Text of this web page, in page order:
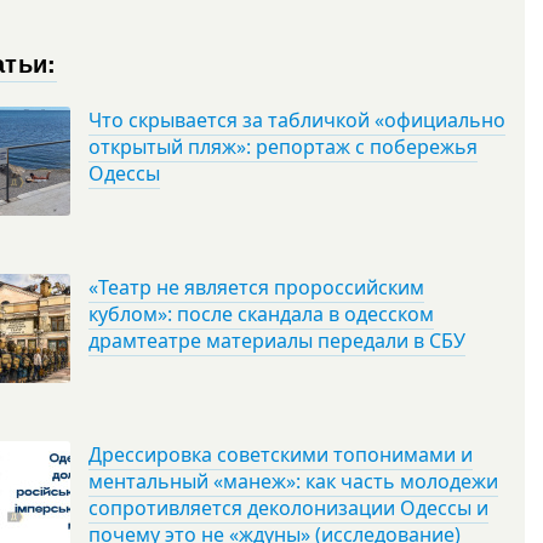
Что скрывается за табличкой «официально
открытый пляж»: репортаж с побережья
Одессы
«Театр не является пророссийским
кублом»: после скандала в одесском
драмтеатре материалы передали в СБУ
Дрессировка советскими топонимами и
ментальный «манеж»: как часть молодежи
сопротивляется деколонизации Одессы и
почему это не «ждуны» (исследование)